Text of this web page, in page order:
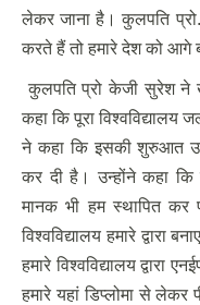
लेकर जाना है। कुलपति
करते हैं तो हमारे देश को आगे
कुलपति प्रो केजी सुरेश ने
कहा कि पूरा विश्वविद्यालय
ने कहा कि इसकी शुरुआत
कर दी है। उन्होंने कहा कि
मानक भी हम स्थापित कर
विश्वविद्यालय हमारे द्वारा
हमारे विश्वविद्यालय द्वारा
हमारे यहां डिप्लोमा से